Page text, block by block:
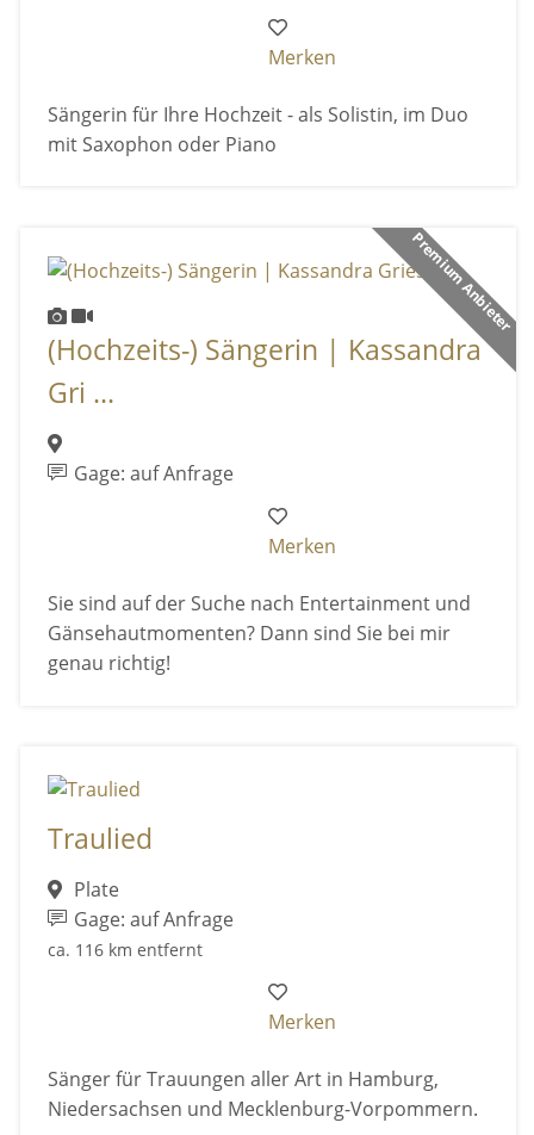
Merken
Sängerin für Ihre Hochzeit - als Solistin, im Duo
mit Saxophon oder Piano
Premium Anbieter
(Hochzeits-) Sängerin | Kassandra
Gri ...
Gage: auf Anfrage
Merken
Sie sind auf der Suche nach Entertainment und
Gänsehautmomenten? Dann sind Sie bei mir
genau richtig!
Traulied
Plate
Gage: auf Anfrage
ca. 116 km entfernt
Merken
Sänger für Trauungen aller Art in Hamburg,
Niedersachsen und Mecklenburg-Vorpommern.